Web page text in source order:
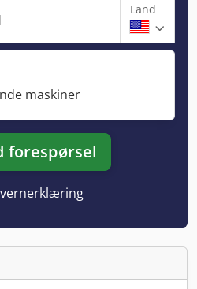
Land
maskiner
forespørsel